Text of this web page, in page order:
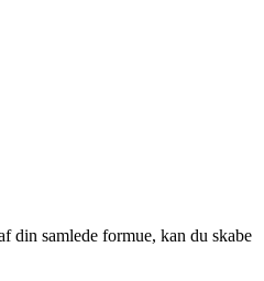
din samlede formue, kan du skabe